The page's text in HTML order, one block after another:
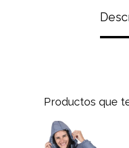
Productos que